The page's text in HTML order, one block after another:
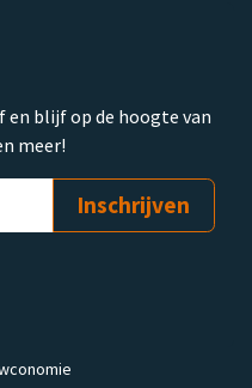
en blijf op de hoogte van
meer!
Inschrijven